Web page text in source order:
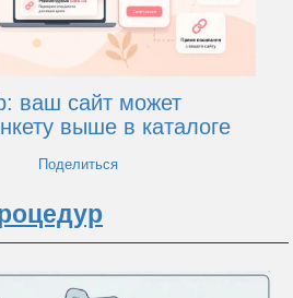
ваш сайт может
выше в каталоге